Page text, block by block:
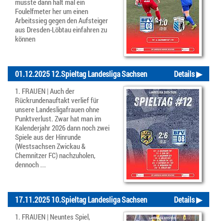
Foulelfmeter her um einen
Arbeitssieg gegen den Aufsteiger
aus Dresden-Löbtau einfahren zu
können
Details ▶
01.12.2025 12.Spieltag Landesliga Sachsen
1. FRAUEN | Auch der
Rückrundenauftakt verlief für
unsere Landesligafrauen ohne
Punktverlust. Zwar hat man im
Kalenderjahr 2026 dann noch zwei
Spiele aus der Hinrunde
(Westsachsen Zwickau &
Chemnitzer FC) nachzuholen,
dennoch ...
Details ▶
17.11.2025 10.Spieltag Landesliga Sachsen
1. FRAUEN | Neuntes Spiel,